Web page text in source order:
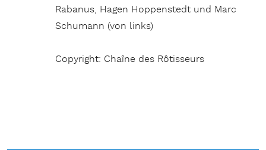
Rabanus, Hagen Hoppenstedt und Marc
Schumann (von links)
Copyright: Chaîne des Rôtisseurs